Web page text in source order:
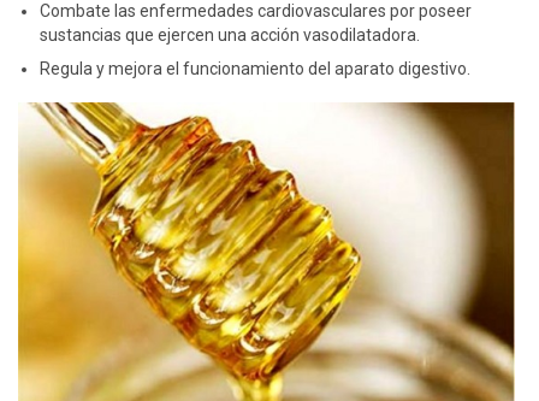
Combate las enfermedades cardiovasculares por poseer
sustancias que ejercen una acción vasodilatadora.
Regula y mejora el funcionamiento del aparato digestivo.